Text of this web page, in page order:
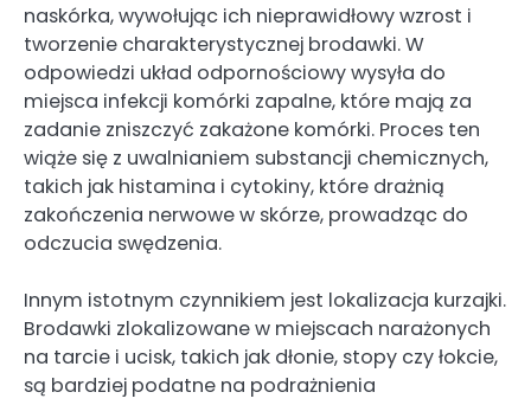
naskórka, wywołując ich nieprawidłowy wzrost i
tworzenie charakterystycznej brodawki. W
odpowiedzi układ odpornościowy wysyła do
miejsca infekcji komórki zapalne, które mają za
zadanie zniszczyć zakażone komórki. Proces ten
wiąże się z uwalnianiem substancji chemicznych,
takich jak histamina i cytokiny, które drażnią
zakończenia nerwowe w skórze, prowadząc do
odczucia swędzenia.
Innym istotnym czynnikiem jest lokalizacja kurzajki.
Brodawki zlokalizowane w miejscach narażonych
na tarcie i ucisk, takich jak dłonie, stopy czy łokcie,
są bardziej podatne na podrażnienia